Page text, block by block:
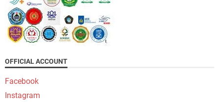
OFFICIAL ACCOUNT
Facebook
Instagram